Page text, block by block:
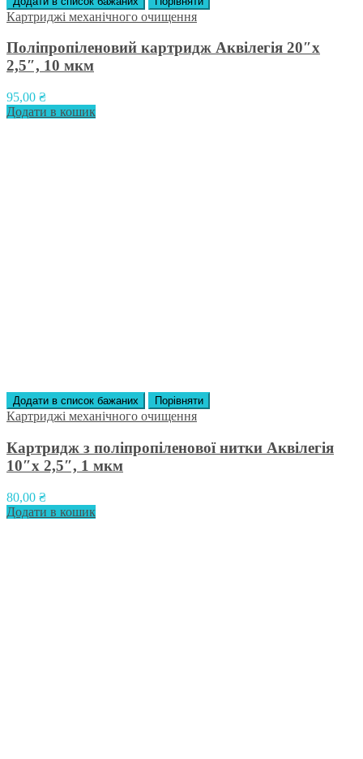
Картриджі механічного очищення
Поліпропіленовий картридж Аквілегія 20″х
2,5″, 10 мкм
95,00 ₴
Додати в кошик
Додати в список бажаних Порівняти
Картриджі механічного очищення
Картридж з поліпропіленової нитки Аквілегія
10″х 2,5″, 1 мкм
80,00 ₴
Додати в кошик